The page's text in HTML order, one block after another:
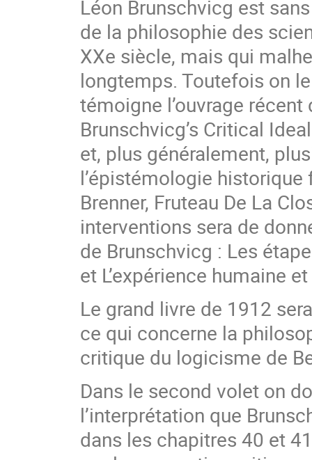
Léon Brunschvicg est
de la philosophie des
XXe siècle, mais qui
longtemps. Toutefois on
témoigne l’ouvrage
Brunschvicg’s Critical
et, plus généralement,
l’épistémologie
Brenner, Fruteau De La
interventions sera de
de Brunschvicg : Les
et L’expérience humaine
Le grand livre de 1912
ce qui concerne la
critique du logicisme de
Dans le second volet on
l’interprétation que
dans les chapitres 40 et